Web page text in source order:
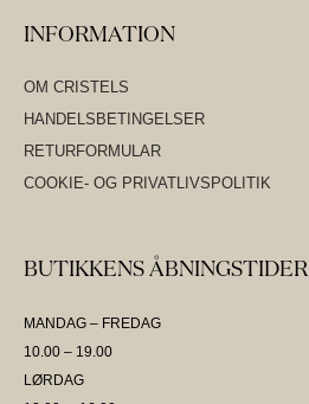
INFORMATION
OM CRISTELS
HANDELSBETINGELSER
RETURFORMULAR
COOKIE- OG PRIVATLIVSPOLITIK
BUTIKKENS ÅBNINGSTIDER
MANDAG – FREDAG
10.00 – 19.00
LØRDAG